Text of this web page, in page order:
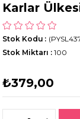
Karlar
Stok Kodu
Stok Miktarı : 100
₺379,00